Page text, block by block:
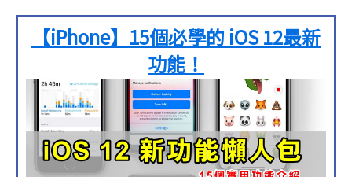
【iPhone】15個必學的 iOS 12最新
功能！